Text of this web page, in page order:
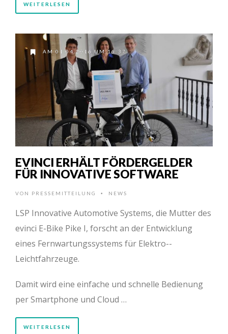
WEITERLESEN
AM 01.04.2016 UM 16:37
EVINCI ERHÄLT FÖRDERGELDER
FÜR INNOVATIVE SOFTWARE
VON PRESSEMITTEILUNG • NEWS
LSP Innovative Automotive Systems, die Mutter des
evinci E-­Bike Pike I, forscht an der Entwicklung
eines Fernwartungssystems für Elektro-­
Leichtfahrzeuge.
Damit wird eine einfache und schnelle Bedienung
per Smartphone und Cloud …
WEITERLESEN